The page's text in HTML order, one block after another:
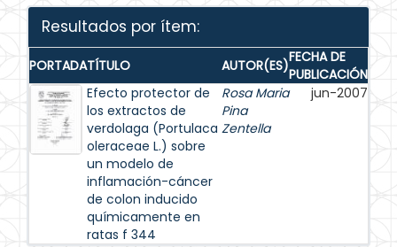
Resultados por ítem:
PORTADATÍTULO AUTOR(ES)FECHA DE
PUBLICACIÓN
Efecto protector de
los extractos de
verdolaga (Portulaca
oleraceae L.) sobre
un modelo de
inflamación-cáncer
de colon inducido
químicamente en
ratas f 344
Rosa Maria
Pina
Zentella
jun-2007